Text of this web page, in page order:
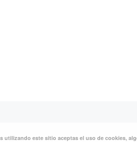
utilizando este sitio aceptas el uso de cookies,